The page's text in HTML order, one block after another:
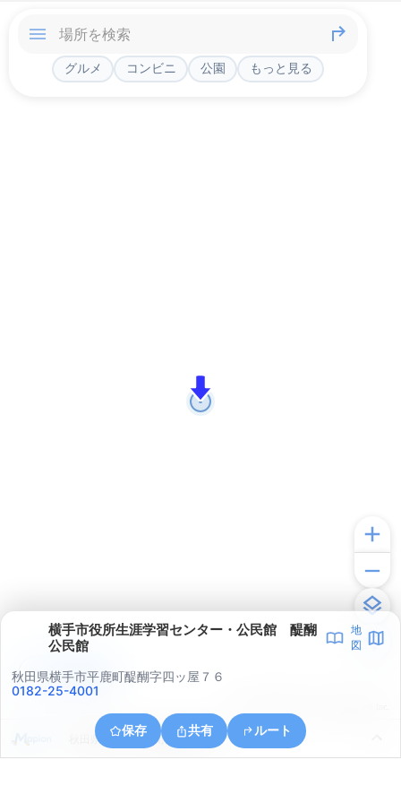
グルメ コンビニ 公園 もっと見る
横手市役所生涯学習センター・公民館 醍醐
公民館
地
図
秋田県横手市平鹿町醍醐字四ッ屋７６
0182-25-4001
保存 共有 ルート
秋田県横手市平鹿町醍醐字沖田
アプリで見る